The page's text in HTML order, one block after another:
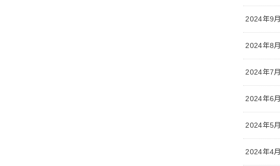
2024年9月
2024年8月
2024年7月
2024年6月
2024年5月
2024年4月